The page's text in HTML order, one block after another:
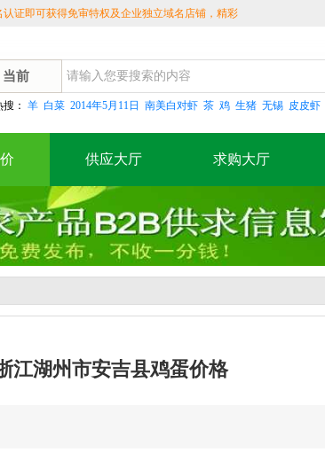
即可获得免审特权及企业独立域名店铺，精彩不
当前
搜： 羊 白菜 2014年5月11日 南美白对虾 茶 鸡 生猪 无锡 皮皮虾
供应大厅 求购大厅
江湖州市安吉县鸡蛋价格